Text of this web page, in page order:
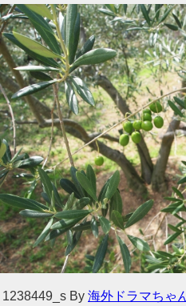
1238449_s By 海外ドラマちゃん